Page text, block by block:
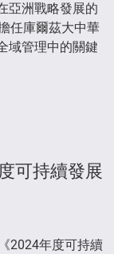
亞洲戰略發展的
任庫爾茲大中華
域管理中的關鍵
可持續發展
2024年度可持續